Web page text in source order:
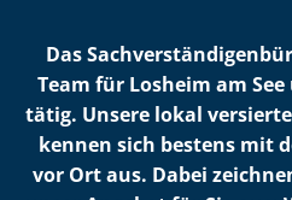
Das
Team für Losheim am
tätig. Unsere lokal
kennen sich bestens mit
vor Ort aus. Dabei